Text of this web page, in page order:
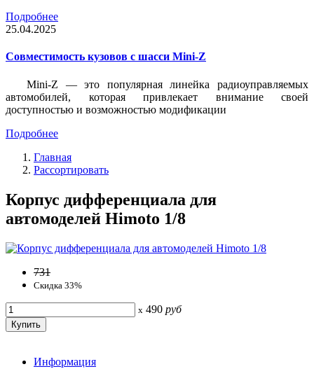
Подробнее
25.04.2025
Совместимость кузовов с шасси Mini-Z
Mini-Z — это популярная линейка радиоуправляемых
автомобилей, которая привлекает внимание своей
доступностью и возможностью модификации
Подробнее
Главная
Рассортировать
Корпус дифференциала для
автомоделей Himoto 1/8
731
Скидка 33%
x 490 руб
Информация